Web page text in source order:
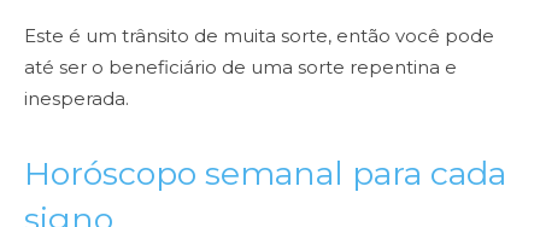
Este é um trânsito de muita sorte, então você pode
até ser o beneficiário de uma sorte repentina e
inesperada.
Horóscopo semanal para cada